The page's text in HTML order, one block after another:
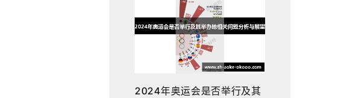
2024年奥运会是否举行及其